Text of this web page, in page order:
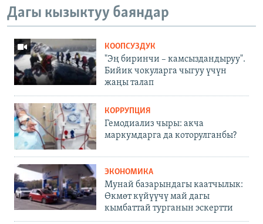
Дагы кызыктуу баяндар
КООПСУЗДУК
"Эң биринчи – камсыздандыруу".
Бийик чокуларга чыгуу үчүн
жаңы талап
КОРРУПЦИЯ
Гемодиализ чыры: акча
маркумдарга да которулганбы?
ЭКОНОМИКА
Мунай базарындагы каатчылык:
Өкмөт күйүүчү май дагы
кымбаттай турганын эскертти